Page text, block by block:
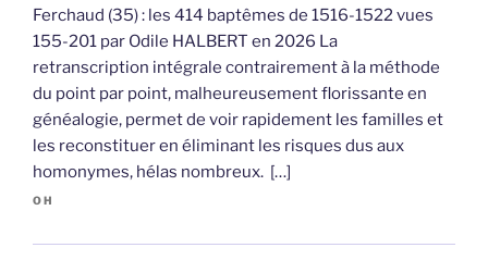
Ferchaud (35) : les 414 baptêmes de 1516-1522 vues
155-201 par Odile HALBERT en 2026 La
retranscription intégrale contrairement à la méthode
du point par point, malheureusement florissante en
généalogie, permet de voir rapidement les familles et
les reconstituer en éliminant les risques dus aux
homonymes, hélas nombreux. […]
OH